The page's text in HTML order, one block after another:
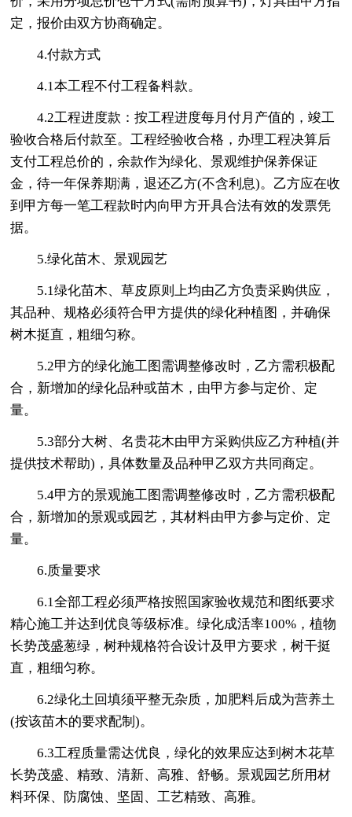
定，报价由双方协商确定。
4.付款方式
4.1本工程不付工程备料款。
4.2工程进度款：按工程进度每月付月产值的，竣工
验收合格后付款至。工程经验收合格，办理工程决算后
支付工程总价的，余款作为绿化、景观维护保养保证
金，待一年保养期满，退还乙方(不含利息)。乙方应在收
到甲方每一笔工程款时内向甲方开具合法有效的发票凭
据。
5.绿化苗木、景观园艺
5.1绿化苗木、草皮原则上均由乙方负责采购供应，
其品种、规格必须符合甲方提供的绿化种植图，并确保
树木挺直，粗细匀称。
5.2甲方的绿化施工图需调整修改时，乙方需积极配
合，新增加的绿化品种或苗木，由甲方参与定价、定
量。
5.3部分大树、名贵花木由甲方采购供应乙方种植(并
提供技术帮助)，具体数量及品种甲乙双方共同商定。
5.4甲方的景观施工图需调整修改时，乙方需积极配
合，新增加的景观或园艺，其材料由甲方参与定价、定
量。
6.质量要求
6.1全部工程必须严格按照国家验收规范和图纸要求
精心施工并达到优良等级标准。绿化成活率100%，植物
长势茂盛葱绿，树种规格符合设计及甲方要求，树干挺
直，粗细匀称。
6.2绿化土回填须平整无杂质，加肥料后成为营养土
(按该苗木的要求配制)。
6.3工程质量需达优良，绿化的效果应达到树木花草
长势茂盛、精致、清新、高雅、舒畅。景观园艺所用材
料环保、防腐蚀、坚固、工艺精致、高雅。